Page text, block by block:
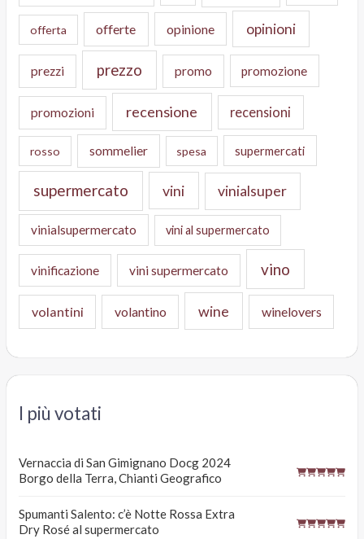
offerta offerte opinione opinioni
prezzi prezzo promo promozione
promozioni recensione recensioni
rosso sommelier spesa supermercati
supermercato vini vinialsuper
vinialsupermercato vini al supermercato
vinificazione vini supermercato vino
volantini volantino wine winelovers
I più votati
Vernaccia di San Gimignano Docg 2024
Borgo della Terra, Chianti Geografico
Spumanti Salento: c’è Notte Rossa Extra
Dry Rosé al supermercato